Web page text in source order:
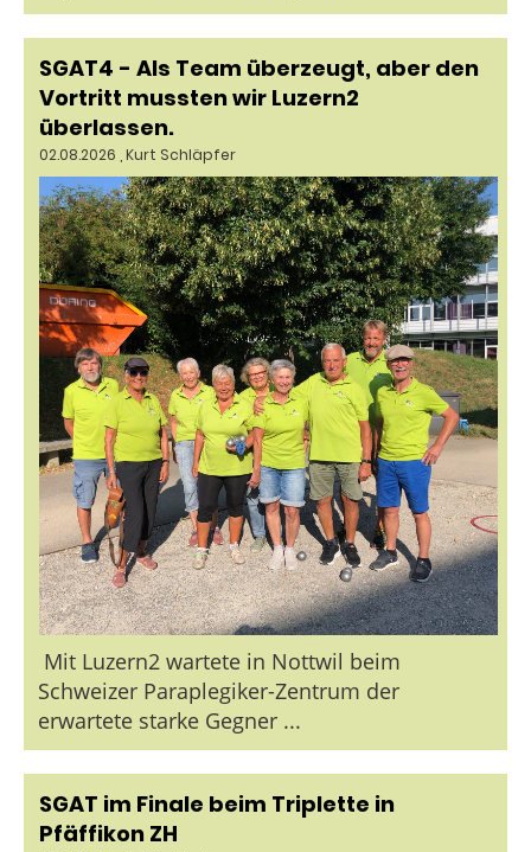
SGAT4 - Als Team überzeugt, aber den
Vortritt mussten wir Luzern2
überlassen.
02.08.2026 , Kurt Schläpfer
Mit Luzern2 wartete in Nottwil beim
Schweizer Paraplegiker-Zentrum der
erwartete starke Gegner ...
SGAT im Finale beim Triplette in
Pfäffikon ZH